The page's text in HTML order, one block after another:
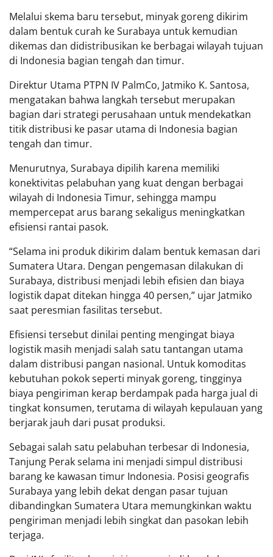
Melalui skema baru tersebut, minyak goreng dikirim
dalam bentuk curah ke Surabaya untuk kemudian
dikemas dan didistribusikan ke berbagai wilayah tujuan
di Indonesia bagian tengah dan timur.
Direktur Utama PTPN IV PalmCo, Jatmiko K. Santosa,
mengatakan bahwa langkah tersebut merupakan
bagian dari strategi perusahaan untuk mendekatkan
titik distribusi ke pasar utama di Indonesia bagian
tengah dan timur.
Menurutnya, Surabaya dipilih karena memiliki
konektivitas pelabuhan yang kuat dengan berbagai
wilayah di Indonesia Timur, sehingga mampu
mempercepat arus barang sekaligus meningkatkan
efisiensi rantai pasok.
“Selama ini produk dikirim dalam bentuk kemasan dari
Sumatera Utara. Dengan pengemasan dilakukan di
Surabaya, distribusi menjadi lebih efisien dan biaya
logistik dapat ditekan hingga 40 persen,” ujar Jatmiko
saat peresmian fasilitas tersebut.
Efisiensi tersebut dinilai penting mengingat biaya
logistik masih menjadi salah satu tantangan utama
dalam distribusi pangan nasional. Untuk komoditas
kebutuhan pokok seperti minyak goreng, tingginya
biaya pengiriman kerap berdampak pada harga jual di
tingkat konsumen, terutama di wilayah kepulauan yang
berjarak jauh dari pusat produksi.
Sebagai salah satu pelabuhan terbesar di Indonesia,
Tanjung Perak selama ini menjadi simpul distribusi
barang ke kawasan timur Indonesia. Posisi geografis
Surabaya yang lebih dekat dengan pasar tujuan
dibandingkan Sumatera Utara memungkinkan waktu
pengiriman menjadi lebih singkat dan pasokan lebih
terjaga.